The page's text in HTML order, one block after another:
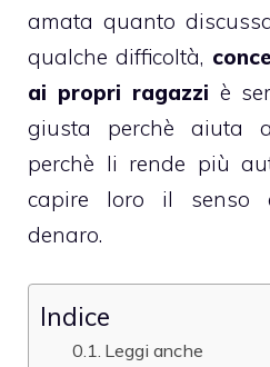
amata quanto
qualche difficoltà,
ai propri ragazzi è
giusta perchè aiuta
perchè li rende più
capire loro il senso
denaro.
Indice
Leggi anche